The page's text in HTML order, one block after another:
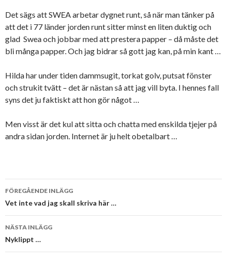
Det sägs att SWEA arbetar dygnet runt, så när man tänker på
att det i 77 länder jorden runt sitter minst en liten duktig och
glad Swea och jobbar med att prestera papper – då måste det
bli många papper. Och jag bidrar så gott jag kan, på min kant …
Hilda har under tiden dammsugit, torkat golv, putsat fönster
och strukit tvätt – det är nästan så att jag vill byta. I hennes fall
syns det ju faktiskt att hon gör något …
Men visst är det kul att sitta och chatta med enskilda tjejer på
andra sidan jorden. Internet är ju helt obetalbart …
Inläggsnavigering
FÖREGÅENDE INLÄGG
Vet inte vad jag skall skriva här …
NÄSTA INLÄGG
Nyklippt …